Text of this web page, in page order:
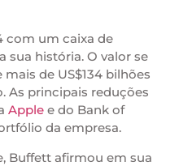
com um caixa de
sua história. O valor se
de US$134 bilhões
As principais reduções
Apple e do Bank of
da empresa.
Buffett afirmou em sua